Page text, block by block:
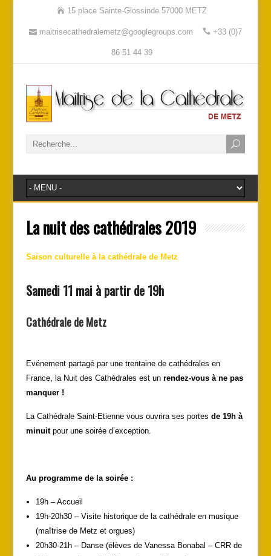
15 place Sainte-Glossinde 57000 METZ
maitrisecathedralemetz@googlegroups.com +33 (0)7
86 51 44 39
La nuit des cathédrales 2019
Saison culturelle à la cathédrale de Metz
Samedi 11 mai à partir de 19h
Cathédrale de Metz
Evénement partagé par une trentaine de cathédrales en
France, la Nuit des Cathédrales est un rendez-vous à ne pas
manquer !
La Cathédrale Saint-Etienne vous ouvrira ses portes de 19h à
minuitpour une soirée d’exception.
Au programme de la soirée :
19h – Accueil
19h-20h30 – Visite historique de la cathédrale en musique
(maîtrise de Metz et orgues)
20h30-21h – Danse (élèves de Vanessa Bonabal – CRR de